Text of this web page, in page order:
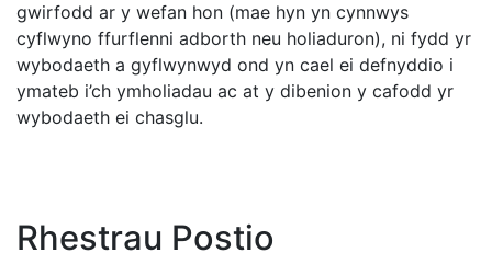
gwirfodd ar y wefan hon (mae hyn yn cynnwys
cyflwyno ffurflenni adborth neu holiaduron), ni fydd yr
wybodaeth a gyflwynwyd ond yn cael ei defnyddio i
ymateb i’ch ymholiadau ac at y dibenion y cafodd yr
wybodaeth ei chasglu.
Rhestrau Postio